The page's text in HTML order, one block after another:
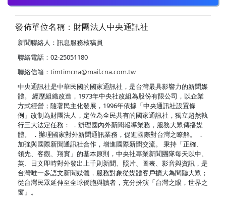
發佈單位名稱：財團法人中央通訊社
新聞聯絡人：訊息服務核稿員
聯絡電話：02-25051180
聯絡信箱： timtimcna@mail.cna.com.tw
中央通訊社是中華民國的國家通訊社，是台灣最具影響力的新聞媒
體。 經歷組織改造，1973年中央社改組為股份有限公司，以企業
方式經營；隨著民主化發展，1996年依據「中央通訊社設置條
例」改制為財團法人，定位為全民共有的國家通訊社，獨立超然執
行三大法定任務： ．辦理國內外新聞報導業務，服務大眾傳播媒
體。 ．辦理國家對外新聞通訊業務，促進國際對台灣之瞭解。 ．
加強與國際新聞通訊社合作，增進國際新聞交流。 秉持「正確、
領先、客觀、翔實」的基本原則，中央社專業新聞團隊每天以中、
英、日文即時對外發出上千則新聞、照片、圖表、影音與資訊，是
台灣唯一多語文新聞媒體，服務對象從媒體客戶擴大為閱聽大眾；
從台灣民眾延伸至全球僑胞與讀者，充分扮演「台灣之眼，世界之
窗」。